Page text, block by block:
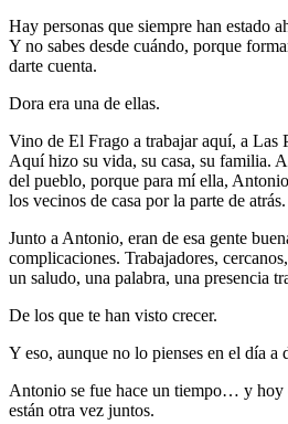
Hay personas que siempre han estado
Y no sabes desde cuándo, porque
darte cuenta.
Dora era una de ellas.
Vino de El Frago a trabajar aquí, a Las
Aquí hizo su vida, su casa, su familia.
del pueblo, porque para mí ella,
los vecinos de casa por la parte de atrás.
Junto a Antonio, eran de esa gente
complicaciones. Trabajadores,
un saludo, una palabra, una presencia
De los que te han visto crecer.
Y eso, aunque no lo pienses en el día a
Antonio se fue hace un tiempo… y hoy
están otra vez juntos.